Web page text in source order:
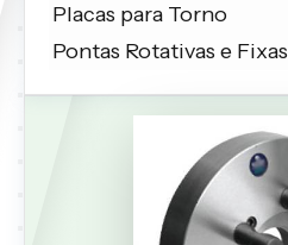
Placas para Torno
Pontas Rotativas e Fixas